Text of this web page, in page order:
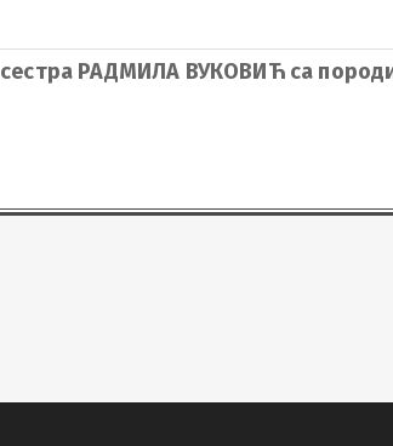
сестра РАДМИЛА ВУКОВИЋ са